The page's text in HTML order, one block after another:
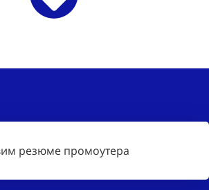
резюме промоутера